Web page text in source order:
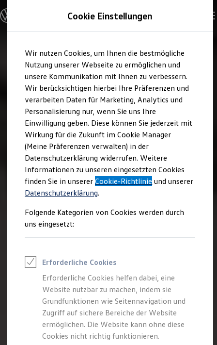
Hauptinhalt
springen
Footer
springen
Modelle und Konfigurator
Konfigurator
Modelle vergleichen
Elektroautos
ENERGY Sondermodelle
Nutzfahrzeuge
SUV und CUV
Familienautos
Kombis
Kompaktwagen
Sportwagen
Schnell verfügbare Fahrzeuge
Angebote und Produkte
Aktuelle Angebote
E-Auto-Förderung
Volkswagen Marktplatz
Die ENERGY Sondermodelle
Junge Gebrauchtwagen und Gebrauchtwagen
Volkswagen Zertifizierte Gebrauchtwagen
Elektromobilität bei Gebrauchtwagen
Saisonangebote
Reifenpakete
Leasing
Leasing-Angebote
Elektroauto Leasing
Kleinwagen-Leasing
Leasing ohne Anzahlung
Finanzierung
Autokredit mit Schlussrate
Versicherungen und Garantien
Kfz-Versicherung
Restschuldversicherungen
Garantien
Cookie Einstellungen
Wir nutzen Cookies, um Ihnen die bestmögliche
Nutzung unserer Webseite zu ermöglichen und
unsere Kommunikation mit Ihnen zu verbessern.
Wir berücksichtigen hierbei Ihre Präferenzen und
verarbeiten Daten für Marketing, Analytics und
Personalisierung nur, wenn Sie uns Ihre
Einwilligung geben. Diese können Sie jederzeit mit
Wirkung für die Zukunft im Cookie Manager
(Meine Präferenzen verwalten) in der
Datenschutzerklärung widerrufen. Weitere
Informationen zu unseren eingesetzten Cookies
finden Sie in unsererCookie-Richtlinie und unserer
Datenschutzerklärung.
Folgende Kategorien von Cookies werden durch
uns eingesetzt:
Erforderliche Cookies
Erforderliche Cookies helfen dabei, eine
Website nutzbar zu machen, indem sie
Grundfunktionen wie Seitennavigation und
Zugriff auf sichere Bereiche der Website
ermöglichen. Die Website kann ohne diese
Cookies nicht richtig funktionieren.